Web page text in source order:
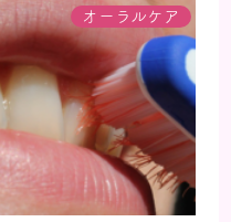
まにか髪がチリチリ
感じる人もいるでし
魅力が出てくる40代
い傾向があります。
齢と共に乱れていき
オーラルケア